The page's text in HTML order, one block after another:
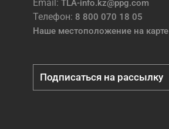
Email: TLA-info.kz@ppg.com
Телефон: 8 800 070 18 05
Наше местоположение на карте
Подписаться на рассылку